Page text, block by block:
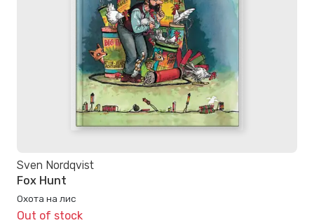
Sven Nordqvist
Fox Hunt
Охота на лис
Out of stock